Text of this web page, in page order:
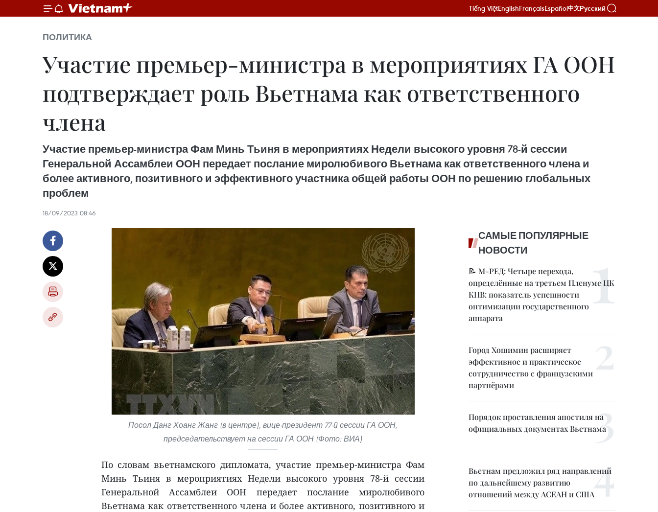
Tiếng ViệtEnglishFrançaisEspañol中文Русский
ПОЛИТИКА
Участие премьер-министра в мероприятиях ГА ООН
подтверждает роль Вьетнама как ответственного
члена
Участие премьер-министра Фам Минь Тьиня в мероприятиях Недели высокого уровня 78-й сессии
Генеральной Ассамблеи ООН передает послание миролюбивого Вьетнама как ответственного члена и
более активного, позитивного и эффективного участника общей работы ООН по решению глобальных
проблем
18/09/2023 08:46
Посол Данг Хоанг Жанг (в центре), вице-президент 77-й сессии ГА ООН,
председательствует на сессии ГА ООН (Фото: ВИА)
По словам вьетнамского дипломата, участие премьер-министра Фам
Минь Тьиня в мероприятиях Недели высокого уровня 78-й сессии
Генеральной Ассамблеи ООН передает послание миролюбивого
Вьетнама как ответственного члена и более активного, позитивного и
САМЫЕ ПОПУЛЯРНЫЕ
НОВОСТИ
📝 М-РЕД: Четыре перехода,
определённые на третьем Пленуме ЦК
КПВ: показатель успешности
оптимизации государственного
аппарата
Город Хошимин расширяет
эффективное и практическое
сотрудничество с французскими
партнёрами
Порядок проставления апостиля на
официальных документах Вьетнама
Вьетнам предложил ряд направлений
по дальнейшему развитию
отношений между АСЕАН и США